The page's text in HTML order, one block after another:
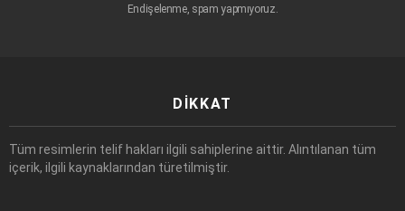
Endişelenme, spam yapmıyoruz.
DIKKAT
Tüm resimlerin telif hakları ilgili sahiplerine aittir. Alıntılanan tüm
içerik, ilgili kaynaklarından türetilmiştir.